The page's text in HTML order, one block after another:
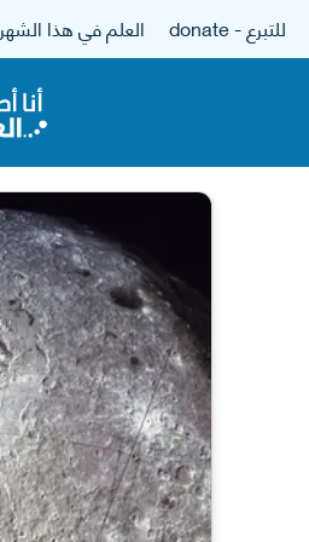
للتبرع - donate العلم في هذا الشهر